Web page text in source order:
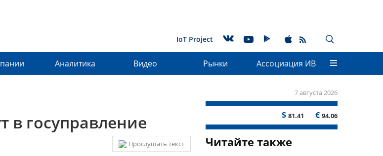
IoT Project
Аналитика Видео Рынки Ассоциация ИВ
7 августа 2026
$ 81.41 € 94.06
в госуправление
Прослушать текст Читайте также